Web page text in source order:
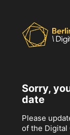
Sorry,
date
Please
of the Digital